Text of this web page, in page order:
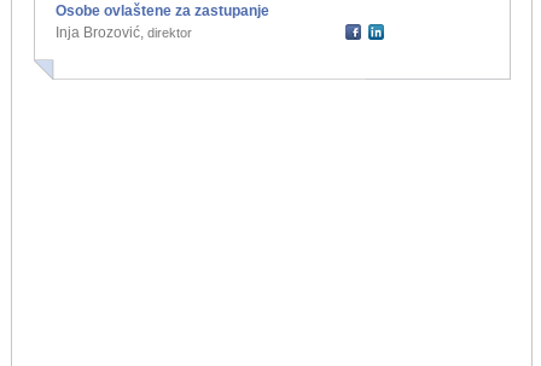
Osobe ovlaštene za zastupanje
Inja Brozović, direktor